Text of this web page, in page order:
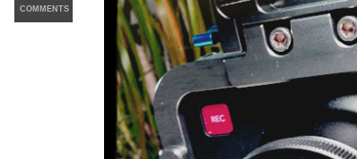
COMMENTS